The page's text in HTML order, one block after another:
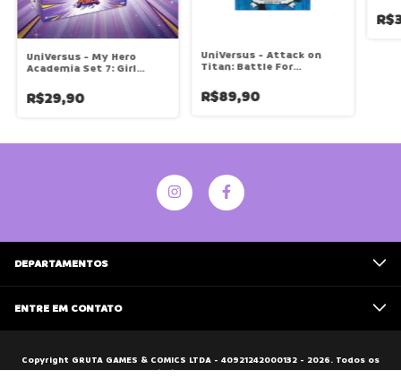
UniVersus - My Hero
Academia Set 7: Girl
R$29,90
UniVersus - Attack on
Titan: Battle For
Mikasa
R$89,90
DEPARTAMENTOS
ENTRE EM CONTATO
Copyright GRUTA GAMES & COMICS LTDA - 40921242000132 - 2026. Todos os
direitos reservados.